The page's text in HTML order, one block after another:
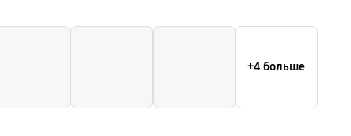
+4 больше